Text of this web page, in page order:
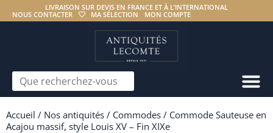
LIVRAISON SUR DEVIS EN FRANCE ET À L’INTERNATIONAL
NOUS CONTACTER
MA SÉLECTION MON COMPTE
Accueil / Nos antiquités / Commodes / Commode Sauteuse en
Acajou massif, style Louis XV – Fin XIXe